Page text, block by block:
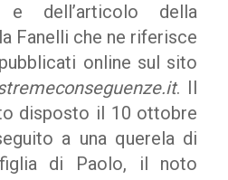
e dell’articolo della
Fanelli che ne riferisce
online sul sito
. Il
disposto il 10 ottobre
a una querela di
di Paolo, il noto